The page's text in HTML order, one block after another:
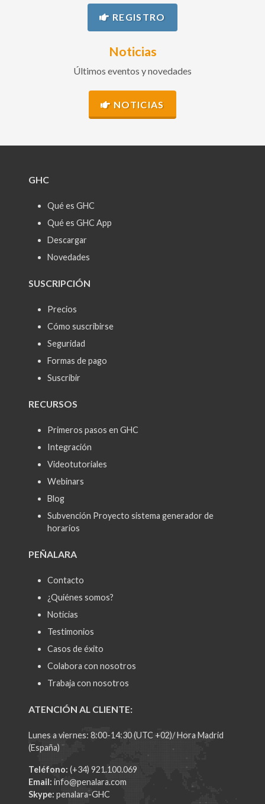
REGISTRO
Noticias
Últimos eventos y novedades
NOTICIAS
GHC
Qué es GHC
Qué es GHC App
Descargar
Novedades
SUSCRIPCIÓN
Precios
Cómo suscribirse
Seguridad
Formas de pago
Suscribir
RECURSOS
Primeros pasos en GHC
Integración
Videotutoriales
Webinars
Blog
Subvención Proyecto sistema generador de
horarios
PEÑALARA
Contacto
¿Quiénes somos?
Noticias
Testimonios
Casos de éxito
Colabora con nosotros
Trabaja con nosotros
ATENCIÓN AL CLIENTE:
Lunes a viernes: 8:00-14:30 (UTC +02)/ Hora Madrid
(España)
Teléfono: (+34) 921.100.069
Email: info@penalara.com
Skype: penalara-GHC